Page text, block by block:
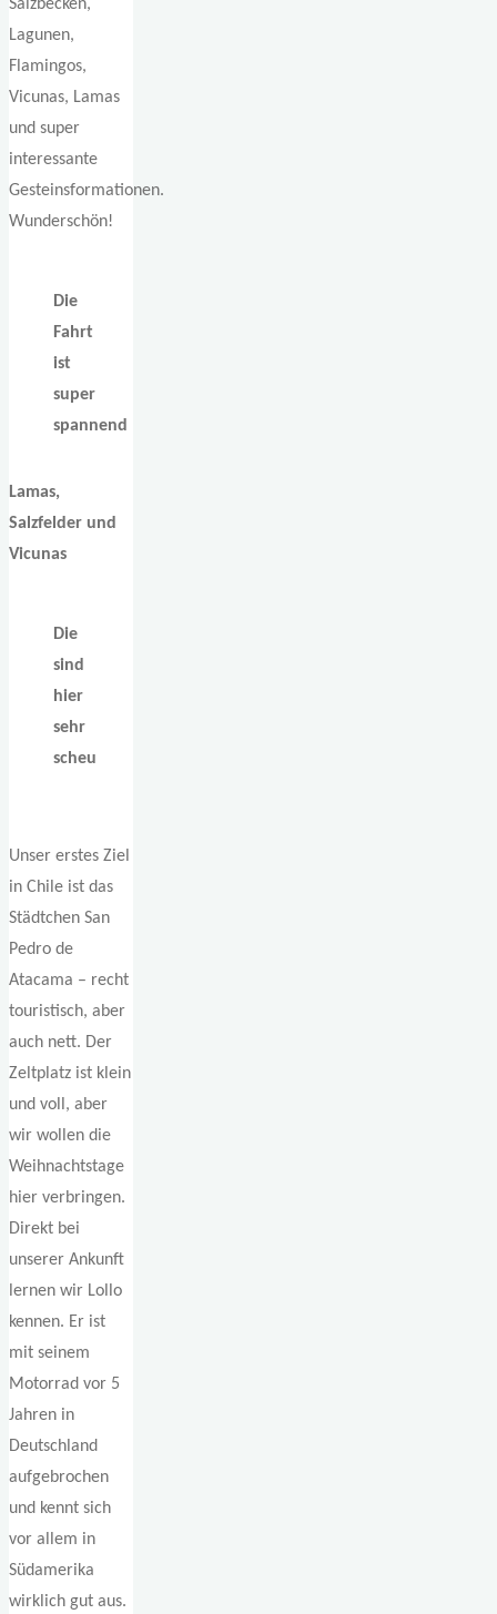
Salzbecken,
Lagunen,
Flamingos,
Vicunas, Lamas
und super
interessante
Gesteinsformationen.
Wunderschön!
Die
Fahrt
ist
super
spannend
Lamas,
Salzfelder und
Vicunas
Die
sind
hier
sehr
scheu
Unser erstes Ziel
in Chile ist das
Städtchen San
Pedro de
Atacama – recht
touristisch, aber
auch nett. Der
Zeltplatz ist klein
und voll, aber
wir wollen die
Weihnachtstage
hier verbringen.
Direkt bei
unserer Ankunft
lernen wir Lollo
kennen. Er ist
mit seinem
Motorrad vor 5
Jahren in
Deutschland
aufgebrochen
und kennt sich
vor allem in
Südamerika
wirklich gut aus.